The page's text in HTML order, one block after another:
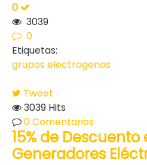
0
3039
0
Etiquetas:
grupos electrogenos
Tweet
3039 Hits
0 Comentarios
15% de
Generadores